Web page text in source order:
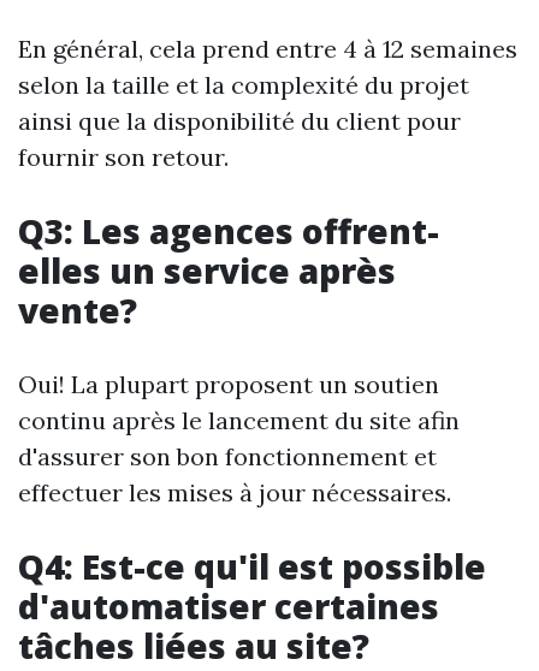
En général, cela prend entre 4 à 12 semaines
selon la taille et la complexité du projet
ainsi que la disponibilité du client pour
fournir son retour.
Q3: Les agences offrent-
elles un service après
vente?
Oui! La plupart proposent un soutien
continu après le lancement du site afin
d'assurer son bon fonctionnement et
effectuer les mises à jour nécessaires.
Q4: Est-ce qu'il est possible
d'automatiser certaines
tâches liées au site?